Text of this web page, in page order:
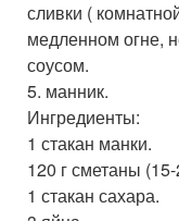
сливки (
медленном огне,
соусом.
5. манник.
Ингредиенты:
1 стакан манки.
120 г сметаны
1 стакан сахара.